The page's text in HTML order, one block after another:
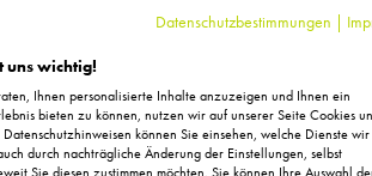
+ 8 Fuchstaler
5-10 Arbeitstage
WARENKORB
Datenschutzbestimmungen |
uns wichtig!
Ihnen personalisierte Inhalte anzuzeigen und Ihnen ein
bieten zu können, nutzen wir auf unserer Seite Cookies
können Sie einsehen, welche Dienste wir
durch nachträgliche Änderung der Einstellungen, selbst
Melden Sie sich zu
regelmäßig exklusive
Pflege, neue Produkte
Als kleines Dankeschön für
Ihnen150 Fuchstaler*, die
Einkauf